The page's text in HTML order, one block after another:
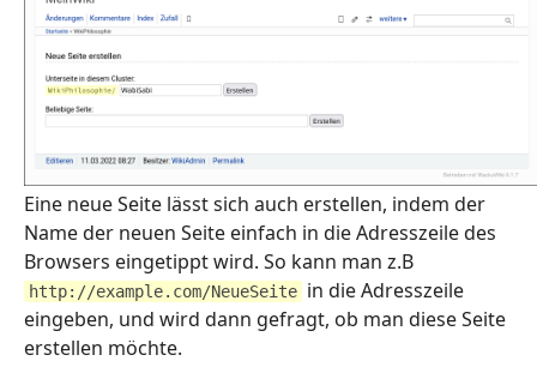
Eine neue Seite lässt sich auch erstellen, indem der
Name der neuen Seite einfach in die Adresszeile des
Browsers eingetippt wird. So kann man z.B
http://example.com/NeueSeite in die Adresszeile
eingeben, und wird dann gefragt, ob man diese Seite
erstellen möchte.